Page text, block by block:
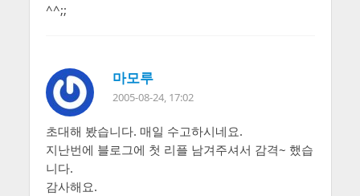
^^;;
마모루
2005-08-24, 17:02
초대해 봤습니다. 매일 수고하시네요.
지난번에 블로그에 첫 리플 남겨주셔서 감격~ 했습
니다.
감사해요.